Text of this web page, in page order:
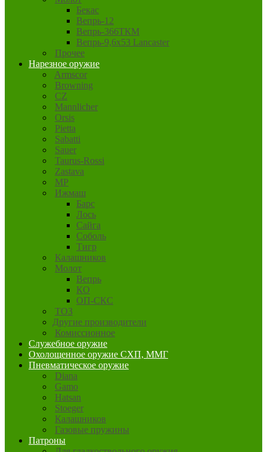
Бекас
Вепрь-12
Вепрь-366ТКМ
Вепрь-9,6х53 Lancaster
Прочее
Нарезное оружие
Armscor
Browning
CZ
Mannlicher
Orsis
Pietta
Sabatti
Sauer
Taurus-Rossi
Zastava
MP
Ижмаш
Барс
Лось
Сайга
Соболь
Тигр
Калашников
Молот
Вепрь
КО
ОП-СКС
ТОЗ
Другие производители
Комиссионное
Служебное оружие
Охолощенное оружие СХП, ММГ
Пневматическое оружие
Diana
Gamo
Hatsan
Stoeger
Калашников
Газовые пружины
Патроны